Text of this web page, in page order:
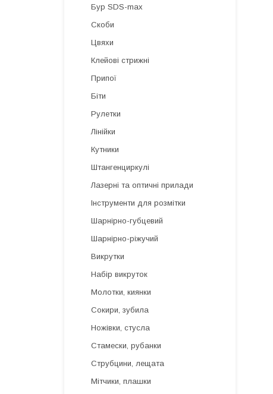
Бур SDS-max
Скоби
Цвяхи
Клейові стрижні
Припої
Біти
Рулетки
Лінійки
Кутники
Штангенциркулі
Лазерні та оптичні прилади
Інструменти для розмітки
Шарнірно-губцевий
Шарнірно-ріжучий
Викрутки
Набір викруток
Молотки, киянки
Сокири, зубила
Ножівки, стусла
Стамески, рубанки
Струбцини, лещата
Мітчики, плашки